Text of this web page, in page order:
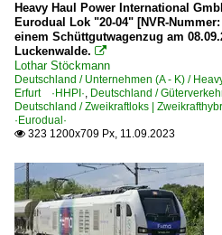
Heavy Haul Power International
Eurodual Lok "20-04" [NVR-Nummer:
einem Schüttgutwagenzug am
Luckenwalde. 
Lothar Stöckmann
Deutschland / Unternehmen (A - K) /
Erfurt ·HHPI·, Deutschland /
Deutschland / Zweikraftloks |
·Eurodual·
 323 1200x709 Px, 11.09.2023